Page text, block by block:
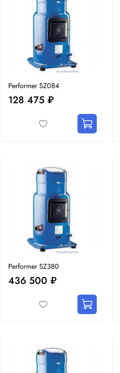
Performer SZ084
128 475 ₽
Performer SZ380
436 500 ₽